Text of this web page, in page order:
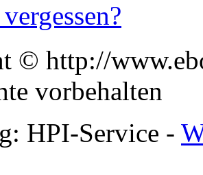
© http://
vorbehalten
HPI-Service -